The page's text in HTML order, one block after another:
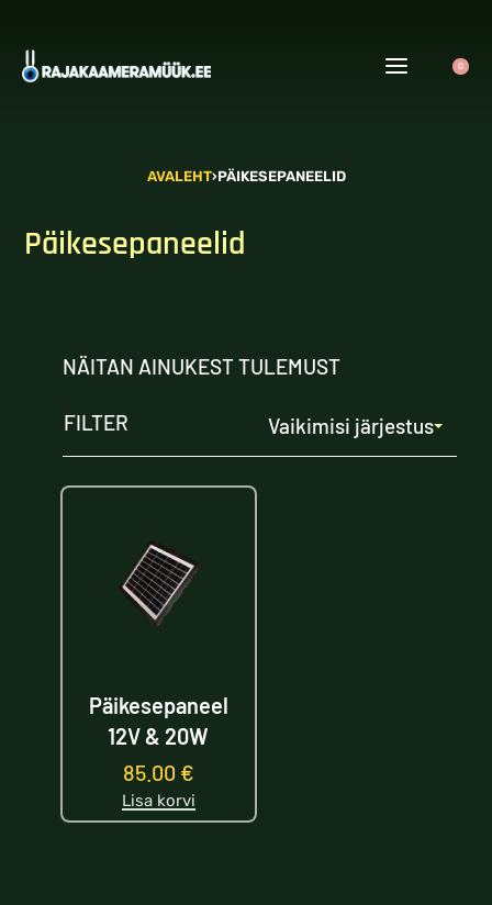
0
AVALEHT›PÄIKESEPANEELID
Päikesepaneelid
NÄITAN AINUKEST TULEMUST
Vaikimisi järjestus
FILTER
Päikesepaneel
12V & 20W
85.00 €
Lisa korvi